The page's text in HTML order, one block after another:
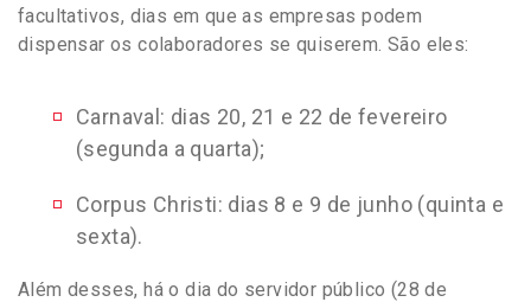
facultativos, dias em que as empresas podem
dispensar os colaboradores se quiserem. São eles:
Carnaval: dias 20, 21 e 22 de fevereiro
(segunda a quarta);
Corpus Christi: dias 8 e 9 de junho (quinta e
sexta).
Além desses, há o dia do servidor público (28 de